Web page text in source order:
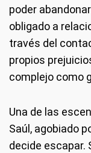
poder
obligado a
través del
propios
complejo como
Una de las
Saúl, agobiado
decide escapar.